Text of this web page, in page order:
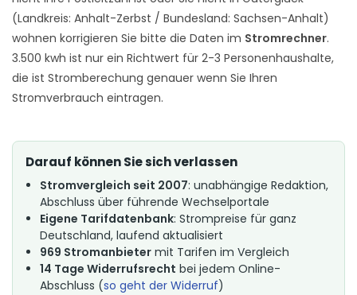
(Landkreis: Anhalt-Zerbst / Bundesland: Sachsen-Anhalt)
wohnen korrigieren Sie bitte die Daten im Stromrechner.
3.500 kwh ist nur ein Richtwert für 2-3 Personenhaushalte,
die ist Stromberechung genauer wenn Sie Ihren
Stromverbrauch eintragen.
Darauf können Sie sich verlassen
Stromvergleich seit 2007: unabhängige Redaktion,
Abschluss über führende Wechselportale
Eigene Tarifdatenbank: Strompreise für ganz
Deutschland, laufend aktualisiert
969 Stromanbieter mit Tarifen im Vergleich
14 Tage Widerrufsrecht bei jedem Online-
Abschluss (so geht der Widerruf)